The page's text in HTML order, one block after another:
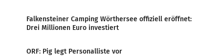
Falkensteiner Camping Wörthersee offiziell eröffnet:
Drei Millionen Euro investiert
ORF: Pig legt Personalliste vor